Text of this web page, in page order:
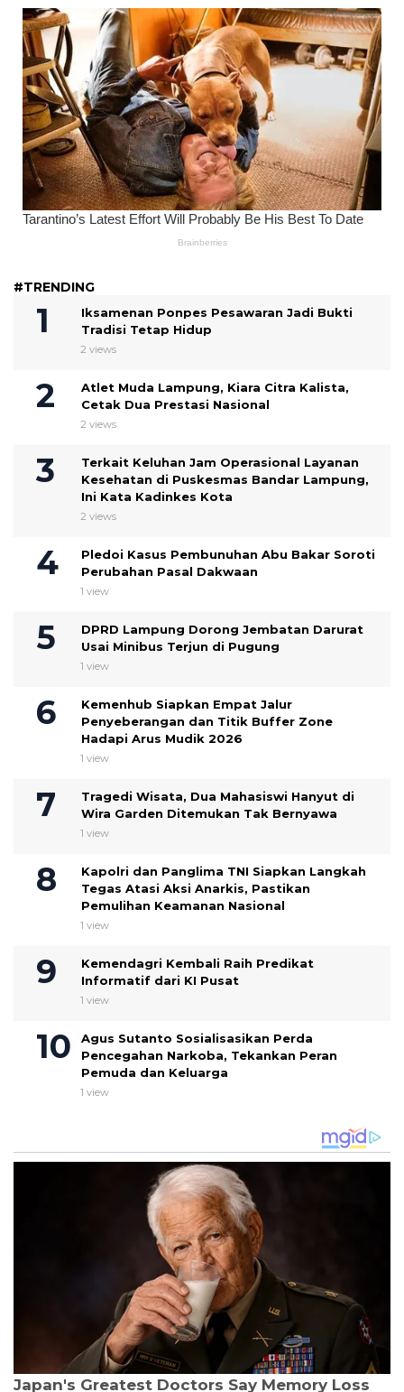
#TRENDING
Iksamenan Ponpes Pesawaran Jadi Bukti
Tradisi Tetap Hidup
2 views
Atlet Muda Lampung, Kiara Citra Kalista,
Cetak Dua Prestasi Nasional
2 views
Terkait Keluhan Jam Operasional Layanan
Kesehatan di Puskesmas Bandar Lampung,
Ini Kata Kadinkes Kota
2 views
Pledoi Kasus Pembunuhan Abu Bakar Soroti
Perubahan Pasal Dakwaan
1 view
DPRD Lampung Dorong Jembatan Darurat
Usai Minibus Terjun di Pugung
1 view
Kemenhub Siapkan Empat Jalur
Penyeberangan dan Titik Buffer Zone
Hadapi Arus Mudik 2026
1 view
Tragedi Wisata, Dua Mahasiswi Hanyut di
Wira Garden Ditemukan Tak Bernyawa
1 view
Kapolri dan Panglima TNI Siapkan Langkah
Tegas Atasi Aksi Anarkis, Pastikan
Pemulihan Keamanan Nasional
1 view
Kemendagri Kembali Raih Predikat
Informatif dari KI Pusat
1 view
Agus Sutanto Sosialisasikan Perda
Pencegahan Narkoba, Tekankan Peran
Pemuda dan Keluarga
1 view